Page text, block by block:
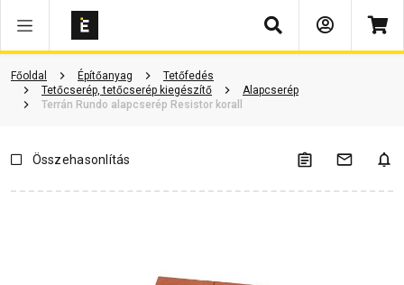
Keresés
Főoldal Építőanyag
Tetőfedés
Tetőcserép, tetőcserép kiegészítő
Alapcserép
Terrán Rundo alapcserép Resistor korall
Vásárlói vélemények Kérdések és válaszok Kapcsolódó cikkek
Összehasonlítás